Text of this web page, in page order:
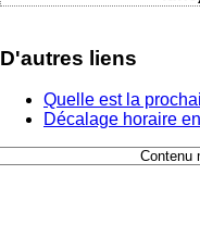
D'autres liens
Quelle est la
Décalage horaire
Contenu